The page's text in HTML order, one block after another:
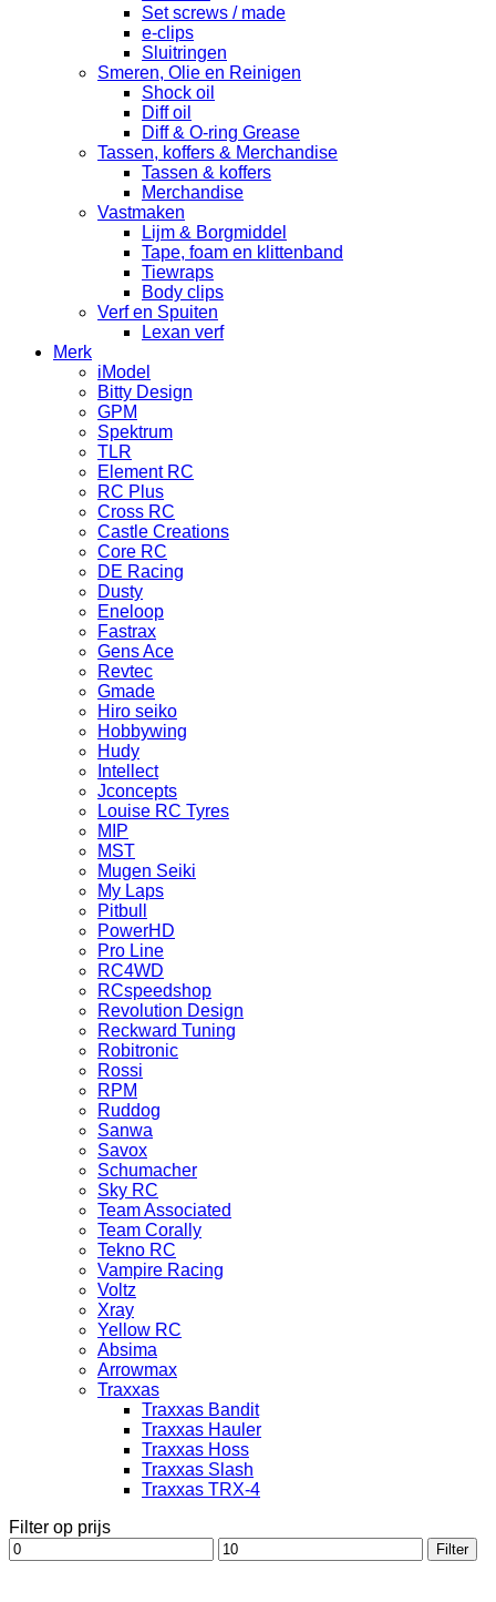
Set screws / made
e-clips
Sluitringen
Smeren, Olie en Reinigen
Shock oil
Diff oil
Diff & O-ring Grease
Tassen, koffers & Merchandise
Tassen & koffers
Merchandise
Vastmaken
Lijm & Borgmiddel
Tape, foam en klittenband
Tiewraps
Body clips
Verf en Spuiten
Lexan verf
Merk
iModel
Bitty Design
GPM
Spektrum
TLR
Element RC
RC Plus
Cross RC
Castle Creations
Core RC
DE Racing
Dusty
Eneloop
Fastrax
Gens Ace
Revtec
Gmade
Hiro seiko
Hobbywing
Hudy
Intellect
Jconcepts
Louise RC Tyres
MIP
MST
Mugen Seiki
My Laps
Pitbull
PowerHD
Pro Line
RC4WD
RCspeedshop
Revolution Design
Reckward Tuning
Robitronic
Rossi
RPM
Ruddog
Sanwa
Savox
Schumacher
Sky RC
Team Associated
Team Corally
Tekno RC
Vampire Racing
Voltz
Xray
Yellow RC
Absima
Arrowmax
Traxxas
Traxxas Bandit
Traxxas Hauler
Traxxas Hoss
Traxxas Slash
Traxxas TRX-4
Filter op prijs
Min.
prijs
Max.
prijs
Filter